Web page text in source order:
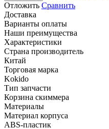
Отложить Сравнить
Доставка
Варианты оплаты
Наши преимущества
Характеристики
Страна производитель
Китай
Торговая марка
Kokido
Тип запчасти
Корзина скиммера
Материалы
Материал корпуса
ABS-пластик